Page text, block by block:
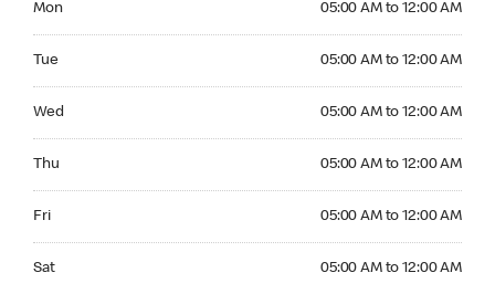
Mon 05:00 AM to 12:00 AM
Tue 05:00 AM to 12:00 AM
Wed 05:00 AM to 12:00 AM
Thu 05:00 AM to 12:00 AM
Fri 05:00 AM to 12:00 AM
Sat 05:00 AM to 12:00 AM